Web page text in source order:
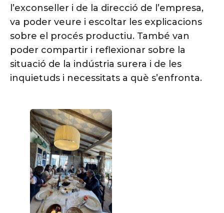
l’exconseller i de la direcció de l’empresa,
va poder veure i escoltar les explicacions
sobre el procés productiu. També van
poder compartir i reflexionar sobre la
situació de la indústria surera i de les
inquietuds i necessitats a què s’enfronta.